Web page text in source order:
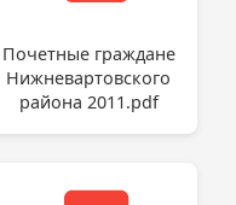
Почетные граждане
Нижневартовского
района 2011.pdf